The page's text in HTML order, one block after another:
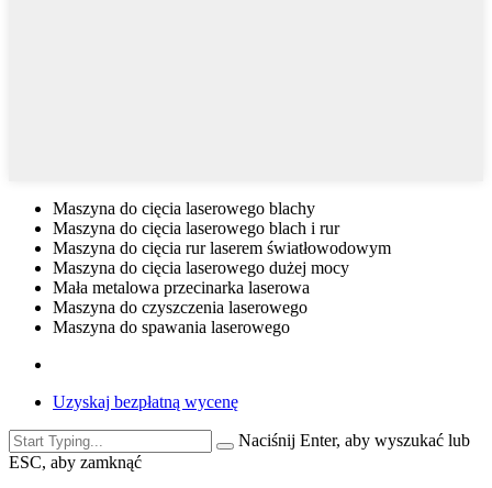
Maszyna do cięcia laserowego blachy
Maszyna do cięcia laserowego blach i rur
Maszyna do cięcia rur laserem światłowodowym
Maszyna do cięcia laserowego dużej mocy
Mała metalowa przecinarka laserowa
Maszyna do czyszczenia laserowego
Maszyna do spawania laserowego
Uzyskaj bezpłatną wycenę
Naciśnij Enter, aby wyszukać lub
ESC, aby zamknąć